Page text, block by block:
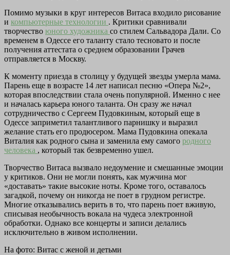
Помимо музыки в круг интересов Витаса входило рисование
и компьютерные технологии . Критики сравнивали
творчество юного художника со стилем Сальвадора Дали. Со
временем в Одессе его таланту стало тесновато и после
получения аттестата о среднем образовании Грачев
отправляется в Москву.
К моменту приезда в столицу у будущей звезды умерла мама.
Парень еще в возрасте 14 лет написал песню «Опера №2»,
которая впоследствии стала очень популярной. Именно с нее
и началась карьера юного таланта. Он сразу же начал
сотрудничество с Сергеем Пудовкиным, который еще в
Одессе заприметил талантливого парнишку и выразил
желание стать его продюсером. Мама Пудовкина опекала
Виталия как родного сына и заменила ему самого родного
человека , который так безвременно ушел.
Творчество Витаса вызвало недоумение и смешанные эмоции
у критиков. Они не могли понять, как мужчина мог
«доставать» такие высокие ноты. Кроме того, оставалось
загадкой, почему он никогда не поет в грудном регистре.
Многие отказывались верить в то, что парень поет вживую,
списывая необычность вокала на чудеса электронной
обработки. Однако все концерты и записи делались
исключительно в живом исполнении.
На фото: Витас с женой и детьми